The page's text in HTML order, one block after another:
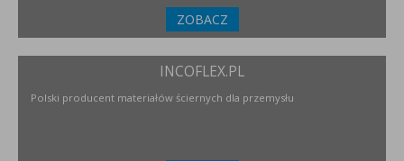
ZOBACZ
INCOFLEX.PL
Polski producent materiałów ściernych dla przemysłu